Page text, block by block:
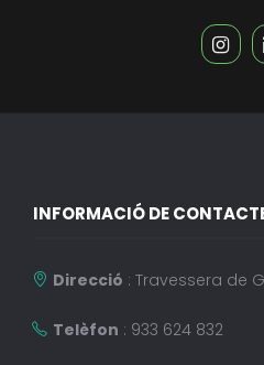
INFORMACIÓ DE
Direcció : Travessera de
Telèfon : 933 624 832